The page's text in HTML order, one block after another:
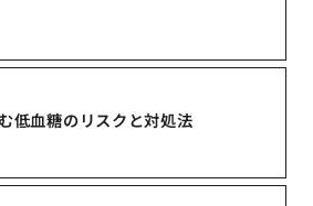
低血糖のリスクと対処法